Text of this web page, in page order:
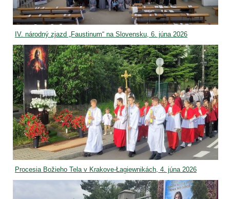
IV. národný zjazd „Faustinum“ na Slovensku, 6. júna 2026
Procesia Božieho Tela v Krakove-Łagiewnikách, 4. júna 2026